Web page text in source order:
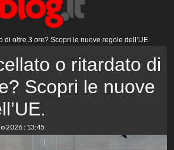
di oltre 3 ore? Scopri le nuove regole dell’UE.
o ritardato di
Scopri le nuove
2026 : 13:45